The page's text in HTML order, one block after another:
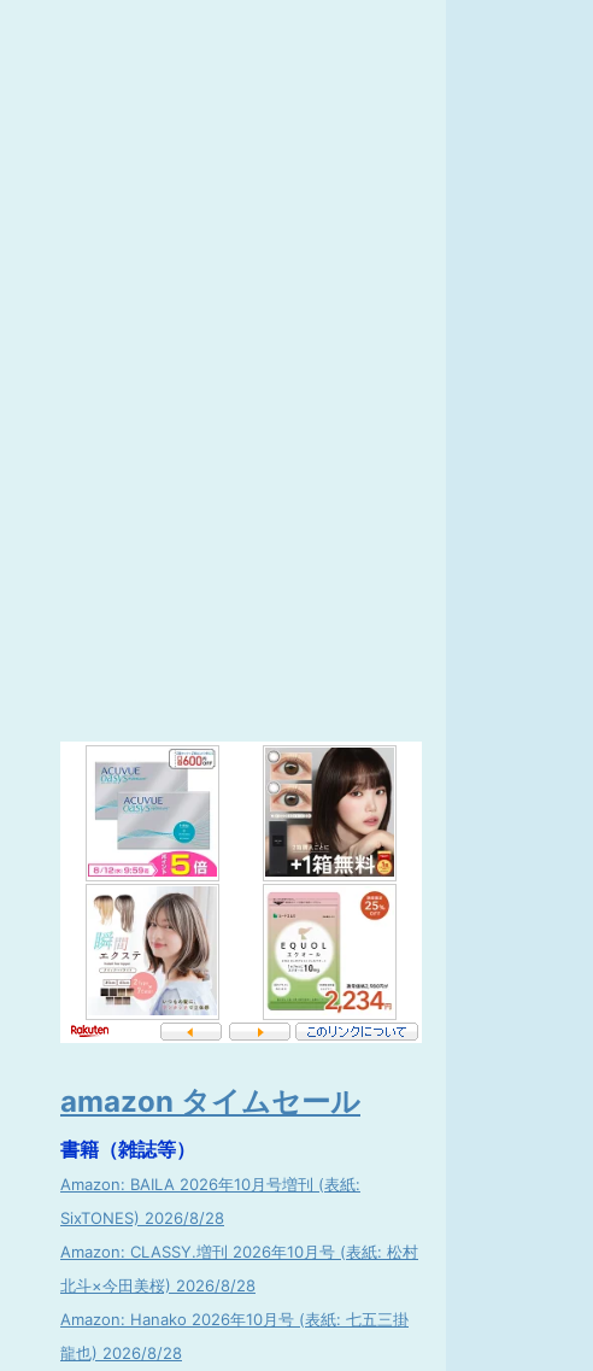
amazon タイムセール
書籍（雑誌等）
Amazon: BAILA 2026年10月号増刊 (表紙:
SixTONES) 2026/8/28
Amazon: CLASSY.増刊 2026年10月号 (表紙: 松村
北斗×今田美桜) 2026/8/28
Amazon: Hanako 2026年10月号 (表紙: 七五三掛
龍也) 2026/8/28